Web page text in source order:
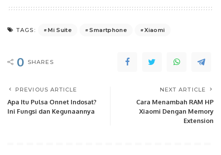
TAGS: Mi Suite Smartphone Xiaomi
0 SHARES
PREVIOUS ARTICLE
Apa Itu Pulsa Onnet Indosat?
Ini Fungsi dan Kegunaannya
NEXT ARTICLE
Cara Menambah RAM HP
Xiaomi Dengan Memory
Extension